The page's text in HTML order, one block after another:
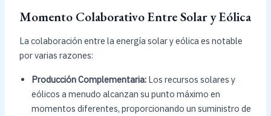
Momento Colaborativo Entre Solar y Eólica
La colaboración entre la energía solar y eólica es notable
por varias razones:
Producción Complementaria:Los recursos solares y
eólicos a menudo alcanzan su punto máximo en
momentos diferentes, proporcionando un suministro de